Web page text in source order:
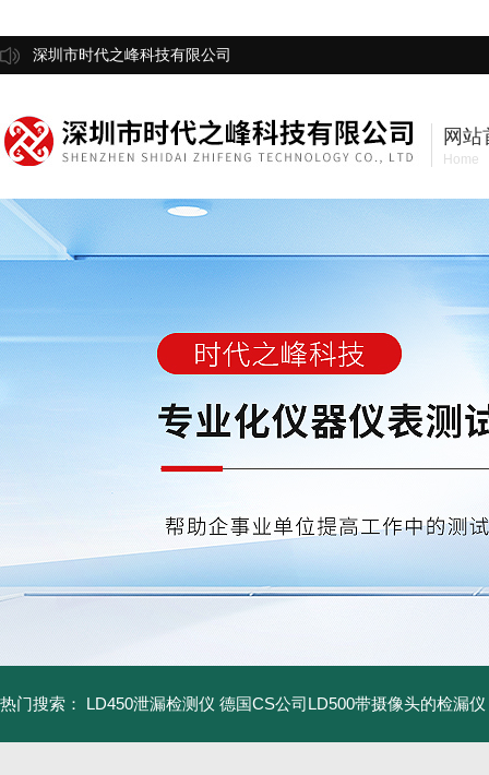
深圳市时代之峰科技有限公司
网站
Home
热门搜索： LD450泄漏检测仪 德国CS公司LD500带摄像头的检漏仪